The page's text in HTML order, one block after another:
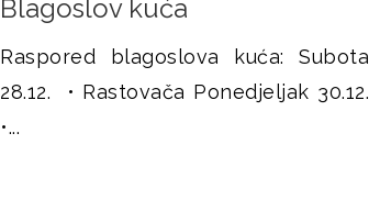
Blagoslov kuća
Raspored blagoslova kuća: Subota
28.12. • Rastovača Ponedjeljak 30.12.
•...